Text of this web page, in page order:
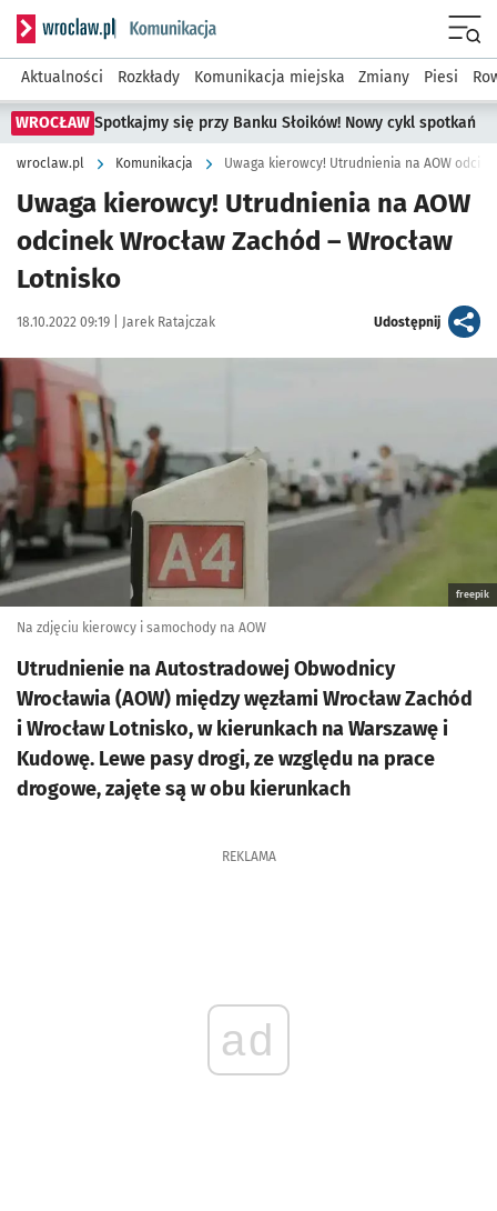
Serwis informacyjny wroclaw.pl podserwis: Komunikacja
Aktualności Rozkłady Komunikacja miejska Zmiany Piesi
WROCŁAW Spotkajmy się przy Banku Słoików! Nowy cykl spotkań
wroclaw.pl Komunikacja
Uwaga kierowcy! Utrudnienia na AOW
odcinek Wrocław Zachód – Wrocław
Lotnisko
Data publikacji:
18.10.2022 09:19 | Autor:
Jarek Ratajczak Udostępnijartykuł
Kliknij, aby powiększyć
freepik
Na zdjęciu kierowcy i samochody na AOW
Utrudnienie na Autostradowej Obwodnicy
Wrocławia (AOW) między węzłami Wrocław Zachód
i Wrocław Lotnisko, w kierunkach na Warszawę i
Kudowę. Lewe pasy drogi, ze względu na prace
drogowe, zajęte są w obu kierunkach
REKLAMA
ad